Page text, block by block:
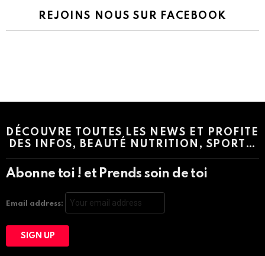
REJOINS NOUS SUR FACEBOOK
DÉCOUVRE TOUTES LES NEWS ET PROFITE
DES INFOS, BEAUTÉ NUTRITION, SPORT…
Abonne toi ! et Prends soin de toi
Email address: